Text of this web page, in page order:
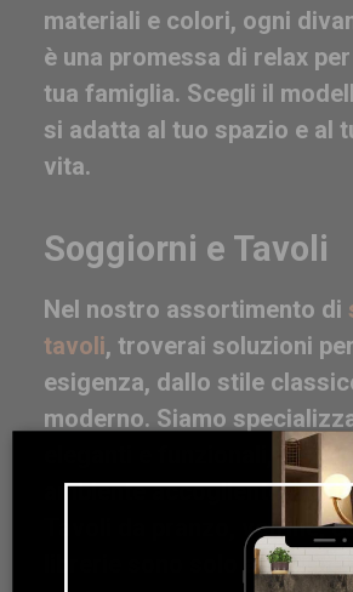
materiali e colori, ogni
è una promessa di relax
tua famiglia. Scegli il
si adatta al tuo spazio e al
vita.
Soggiorni e Tavoli
Nel nostro assortimento di
tavoli, troverai soluzioni
esigenza, dallo stile
moderno. Siamo
eleganti e funzionali, ideali
ambiente accogliente e di
Tavoli da pranzo, vetrine,
librerie sono solo alcuni dei